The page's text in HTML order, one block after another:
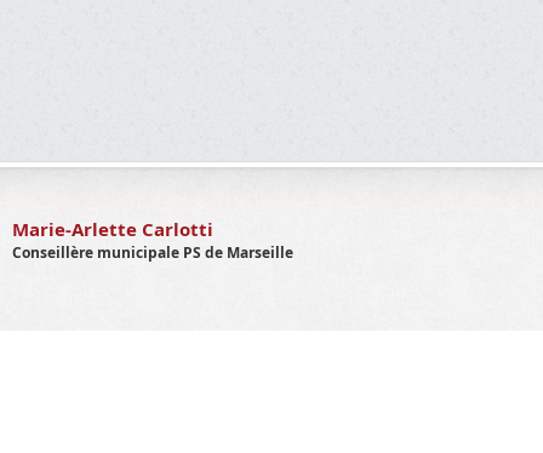
Marie-Arlette Carlotti
Conseillère municipale PS de Marseille